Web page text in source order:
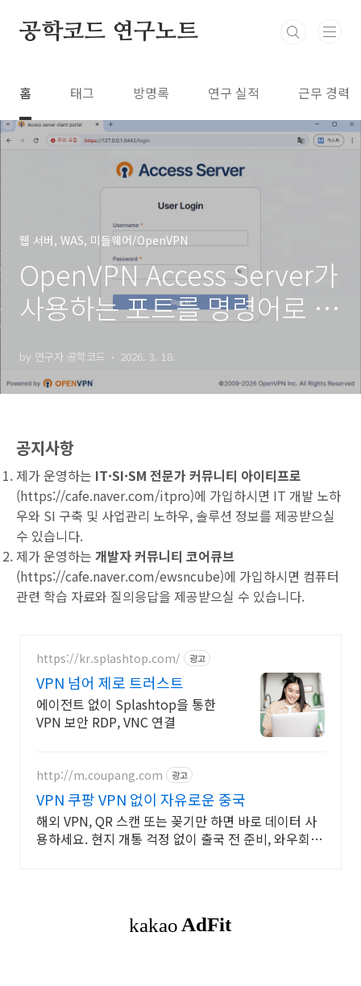
공학코드 연구노트
홈 태그 방명록 연구 실적 근무 경력
웹 서버, WAS, 미들웨어/OpenVPN
OpenVPN Access Server가
사용하는 포트를 명령어로 변
by 연구자 공학코드 2026. 3. 18.
공지사항
제가 운영하는 IT·SI·SM 전문가 커뮤니티 아이티프로
(https://cafe.naver.com/itpro)에 가입하시면 IT 개발 노하
우와 SI 구축 및 사업관리 노하우, 솔루션 정보를 제공받으실
수 있습니다.
제가 운영하는 개발자 커뮤니티 코어큐브
(https://cafe.naver.com/ewsncube)에 가입하시면 컴퓨터
관련 학습 자료와 질의응답을 제공받으실 수 있습니다.
https://kr.splashtop.com/ 광고
VPN 넘어 제로 트러스트
에이전트 없이 Splashtop을 통한
VPN 보안 RDP, VNC 연결
http://m.coupang.com 광고
VPN 쿠팡 VPN 없이 자유로운 중국
해외 VPN, QR 스캔 또는 꽂기만 하면 바로 데이터 사
용하세요. 현지 개통 걱정 없이 출국 전 준비, 와우회원